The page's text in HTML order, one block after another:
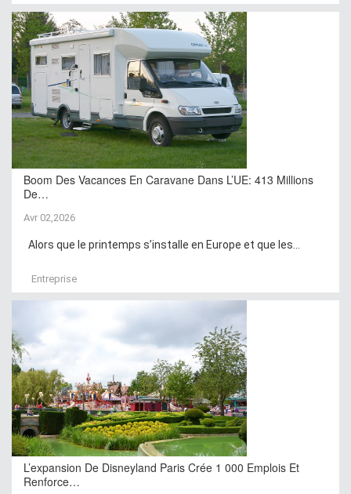
Boom Des Vacances En Caravane Dans L’UE: 413 Millions
De…
Avr 02,2026
Alors que le printemps s’installe en Europe et que les...
Entreprise
L’expansion De Disneyland Paris Crée 1 000 Emplois Et
Renforce…